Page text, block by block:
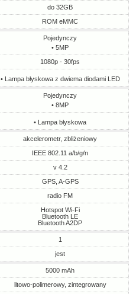
do 32GB
ROM eMMC
Pojedynczy
• 5MP
1080p - 30fps
• Lampa błyskowa z dwiema diodami LED
Pojedynczy
• 8MP
• Lampa błyskowa
akcelerometr, zbliżeniowy
IEEE 802.11 a/b/g/n
v 4.2
GPS, A-GPS
radio FM
Hotspot Wi-Fi
Bluetooth LE
Bluetooth A2DP
1
jest
5000 mAh
litowo-polimerowy, zintegrowany